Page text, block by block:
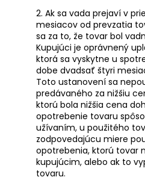
2. Ak sa vada prejaví v
mesiacov od prevzatia
sa za to, že tovar bol
Kupujúci je oprávnený
ktorá sa vyskytne u
dobe dvadsať štyri
Toto ustanovení sa
predávaného za nižšiu
ktorú bola nižšia cena
opotrebenie tovaru
užívaním, u použitého
zodpovedajúcu miere
opotrebenia, ktorú tovar
kupujúcim, alebo ak to
tovaru.